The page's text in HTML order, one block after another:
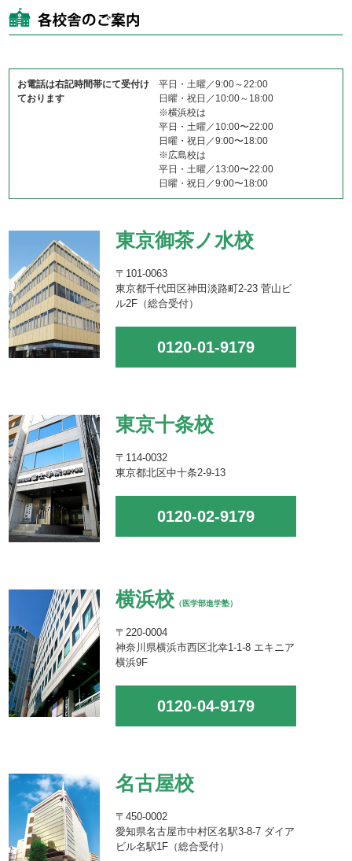
お電話は右記時間帯にて受付け
ております
平日・土曜／9:00～22:00
日曜・祝日／10:00～18:00
※横浜校は
平日・土曜／10:00〜22:00
日曜・祝日／9:00〜18:00
※広島校は
平日・土曜／13:00〜22:00
日曜・祝日／9:00〜18:00
東京御茶ノ水校
〒101-0063
東京都千代田区神田淡路町2-23 菅山ビ
ル2F（総合受付）
0120-01-9179
東京十条校
〒114-0032
東京都北区中十条2-9-13
0120-02-9179
横浜校 （医学部進学塾）
〒220-0004
神奈川県横浜市西区北幸1-1-8 エキニア
横浜9F
0120-04-9179
名古屋校
〒450-0002
愛知県名古屋市中村区名駅3-8-7 ダイア
ビル名駅1F（総合受付）